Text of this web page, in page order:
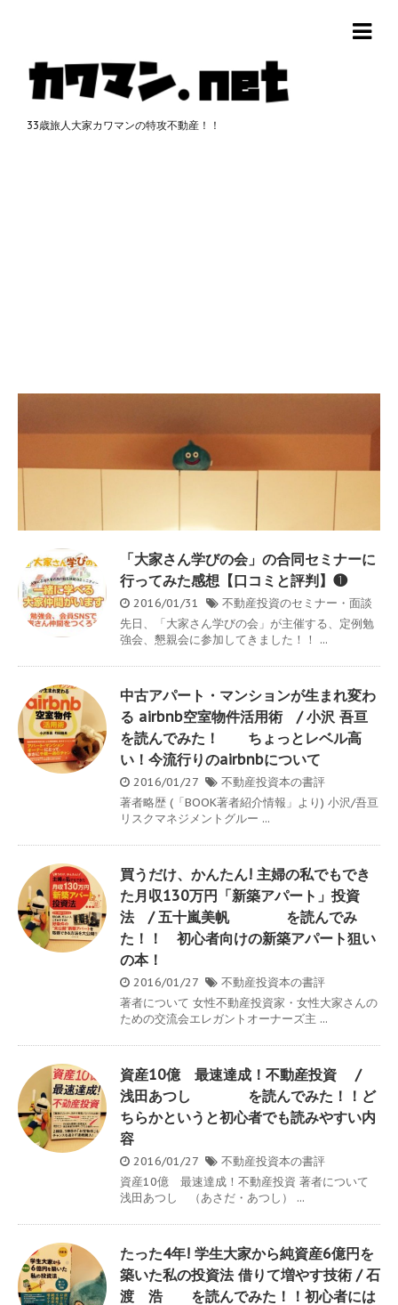
33歳旅人大家カワマンの特攻不動産！！
「大家さん学びの会」の合同セミナーに
行ってみた感想【口コミと評判】❶
2016/01/31
不動産投資のセミナー・面談
先日、「大家さん学びの会」が主催する、定例勉
強会、懇親会に参加してきました！！ ...
中古アパート・マンションが生まれ変わ
る airbnb空室物件活用術 / 小沢 吾亘
を読んでみた！ ちょっとレベル高
い！今流行りのairbnbについて
2016/01/27
不動産投資本の書評
著者略歴 (「BOOK著者紹介情報」より) 小沢/吾亘
リスクマネジメントグルー ...
買うだけ、かんたん! 主婦の私でもでき
た月収130万円「新築アパート」投資
法 / 五十嵐美帆 を読んでみ
た！！ 初心者向けの新築アパート狙い
の本！
2016/01/27
不動産投資本の書評
著者について 女性不動産投資家・女性大家さんの
ための交流会エレガントオーナーズ主 ...
資産10億 最速達成！不動産投資 /
浅田あつし を読んでみた！！ど
ちらかというと初心者でも読みやすい内
容
2016/01/27
不動産投資本の書評
資産10億 最速達成！不動産投資 著者について
浅田あつし （あさだ・あつし） ...
たった4年! 学生大家から純資産6億円を
築いた私の投資法 借りて増やす技術 / 石
渡 浩 を読んでみた！！初心者には